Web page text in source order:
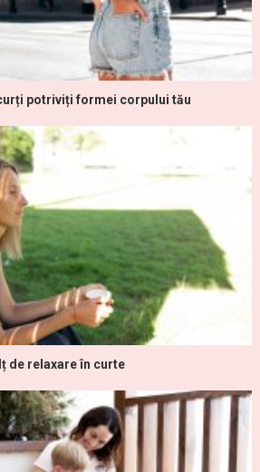
potriviți formei corpului tău
de relaxare în curte